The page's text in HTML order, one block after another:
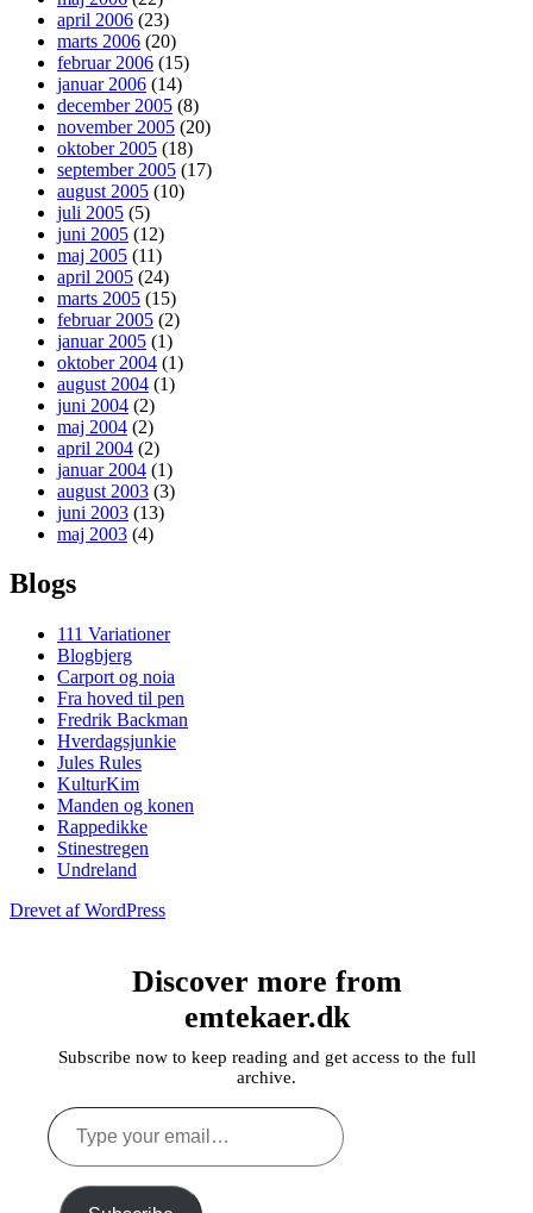
april 2006 (23)
marts 2006 (20)
februar 2006 (15)
januar 2006 (14)
december 2005 (8)
november 2005 (20)
oktober 2005 (18)
september 2005 (17)
august 2005 (10)
juli 2005 (5)
juni 2005 (12)
maj 2005 (11)
april 2005 (24)
marts 2005 (15)
februar 2005 (2)
januar 2005 (1)
oktober 2004 (1)
august 2004 (1)
juni 2004 (2)
maj 2004 (2)
april 2004 (2)
januar 2004 (1)
august 2003 (3)
juni 2003 (13)
maj 2003 (4)
Blogs
111 Variationer
Blogbjerg
Carport og noia
Fra hoved til pen
Fredrik Backman
Hverdagsjunkie
Jules Rules
KulturKim
Manden og konen
Rappedikke
Stinestregen
Undreland
Drevet af WordPress
Discover more from
emtekaer.dk
Subscribe now to keep reading and get access to the full
archive.
Type
your
email…